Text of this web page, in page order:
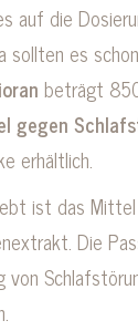
auf die
sollten es
beträgt
gegen
erhältlich.
ist das Mittel
Die
von